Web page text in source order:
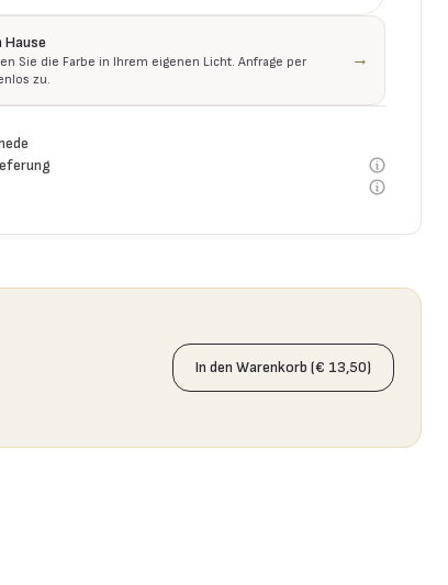
Sie die Farbe in Ihrem eigenen Licht. Anfrage per
zu.
→
In den Warenkorb (€ 13,50)